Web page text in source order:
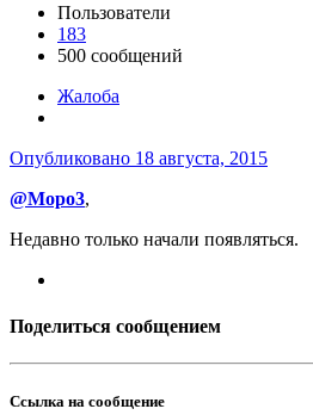
Пользователи
183
500 сообщений
Жалоба
Опубликовано 18 августа, 2015
@Mopo3,
Недавно только начали появляться.
Поделиться сообщением
Ссылка на сообщение